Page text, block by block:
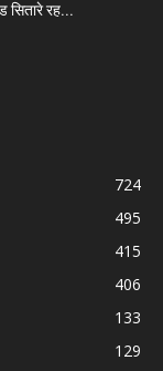
सितारे रह...
724
495
415
406
133
129